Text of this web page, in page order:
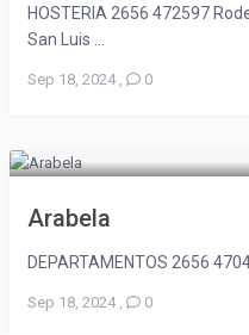
HOSTERIA 2656 472597
San Luis ...
Sep 18, 2024, 0
Arabela
DEPARTAMENTOS 2656
Sep 18, 2024, 0